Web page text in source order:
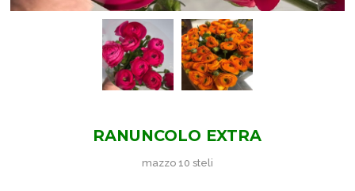
RANUNCOLO EXTRA
mazzo 10 steli